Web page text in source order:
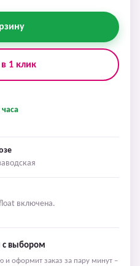
1 клик
часа
включена.
выбором
оформит заказ за пару минут –